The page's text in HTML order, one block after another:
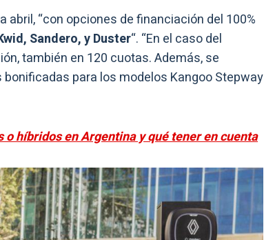
“con opciones de financiación del 100%
Sandero, y Duster“. “En el caso del
también en 120 cuotas. Además, se
para los modelos Kangoo Stepway
híbridos en Argentina y qué tener en cuenta